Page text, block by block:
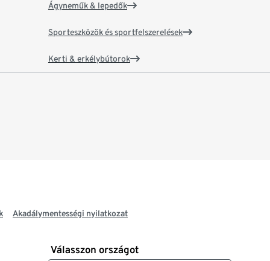
Ágyneműk & lepedők
Sporteszközök és sportfelszerelések
Kerti & erkélybútorok
Akadálymentességi nyilatkozat
Válasszon országot